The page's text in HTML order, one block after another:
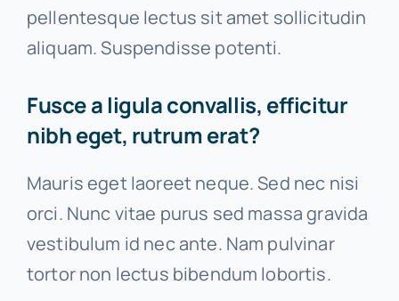
pellentesque lectus sit amet sollicitudin
aliquam. Suspendisse potenti.
Fusce a ligula convallis, efficitur
nibh eget, rutrum erat?
Mauris eget laoreet neque. Sed nec nisi
orci. Nunc vitae purus sed massa gravida
vestibulum id nec ante. Nam pulvinar
tortor non lectus bibendum lobortis.